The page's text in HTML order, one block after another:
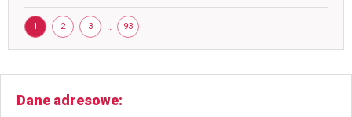
do
Strona
STRONA
1 STRONA
2 STRONA
3 STRONA
93
Dane adresowe